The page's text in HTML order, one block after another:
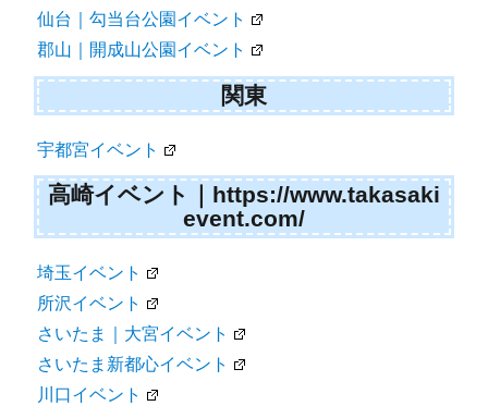
仙台｜勾当台公園イベント
郡山｜開成山公園イベント
関東
宇都宮イベント
高崎イベント｜https://www.takasaki
event.com/
埼玉イベント
所沢イベント
さいたま｜大宮イベント
さいたま新都心イベント
川口イベント